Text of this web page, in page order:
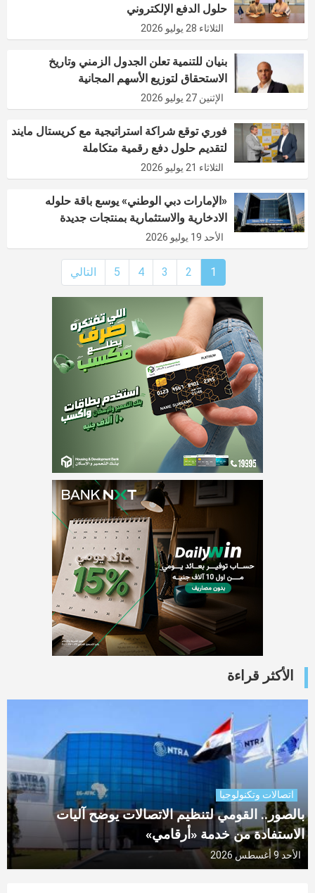
حلول الدفع الإلكتروني
الثلاثاء 28 يوليو 2026
بنيان للتنمية تعلن الجدول الزمني وتاريخ
الاستحقاق لتوزيع الأسهم المجانية
الإثنين 27 يوليو 2026
فوري توقع شراكة استراتيجية مع كريستال مايند
لتقديم حلول دفع رقمية متكاملة
الثلاثاء 21 يوليو 2026
«الإمارات دبي الوطني» يوسع باقة حلوله
الادخارية والاستثمارية بمنتجات جديدة
الأحد 19 يوليو 2026
1
2
3
4
5 التالي
الأكثر قراءة
اتصالات وتكنولوجيا
بالصور.. القومي لتنظيم الاتصالات يوضح آليات
الاستفادة من خدمة «أرقامي»
الأحد 9 أغسطس 2026